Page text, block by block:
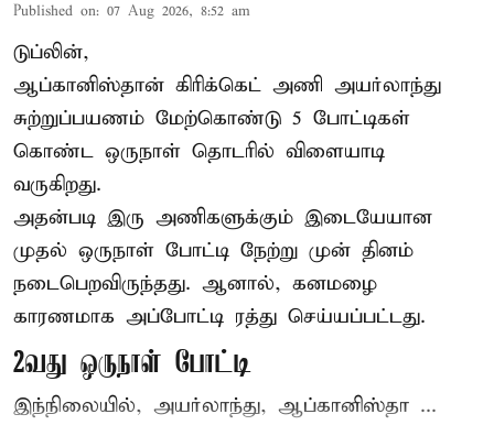
Published on: 07 Aug 2026, 8:52 am
டுப்லின்,
ஆப்கானிஸ்தான் கிரிக்கெட் அணி அயர்லாந்து
சுற்றுப்பயணம் மேற்கொண்டு 5 போட்டிகள்
கொண்ட ஒருநாள் தொடரில் விளையாடி
வருகிறது.
அதன்படி இரு அணிகளுக்கும் இடையேயான
முதல் ஒருநாள் போட்டி நேற்று முன் தினம்
நடைபெறவிருந்தது. ஆனால், கனமழை
காரணமாக அப்போட்டி ரத்து செய்யப்பட்டது.
2வது ஒருநாள் போட்டி
இந்நிலையில், அயர்லாந்து, ஆப்கானிஸ்தா ...